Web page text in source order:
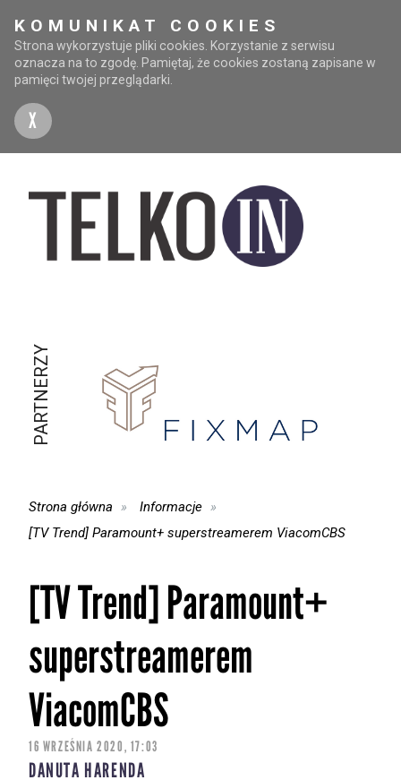
KOMUNIKAT COOKIES
Strona wykorzystuje pliki cookies. Korzystanie z serwisu
oznacza na to zgodę. Pamiętaj, że cookies zostaną zapisane w
pamięci twojej przeglądarki.
X
PARTNERZY
Strona główna
Informacje
[TV Trend] Paramount+ superstreamerem ViacomCBS
[TV Trend] Paramount+
superstreamerem
ViacomCBS
16 WRZEŚNIA 2020, 17:03
DANUTA HARENDA